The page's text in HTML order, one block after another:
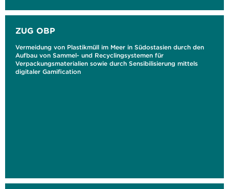
ZUG OBP
Vermeidung von Plastikmüll im Meer in Südostasien durch den
Aufbau von Sammel- und Recyclingsystemen für
Verpackungsmaterialien sowie durch Sensibilisierung mittels
digitaler Gamification